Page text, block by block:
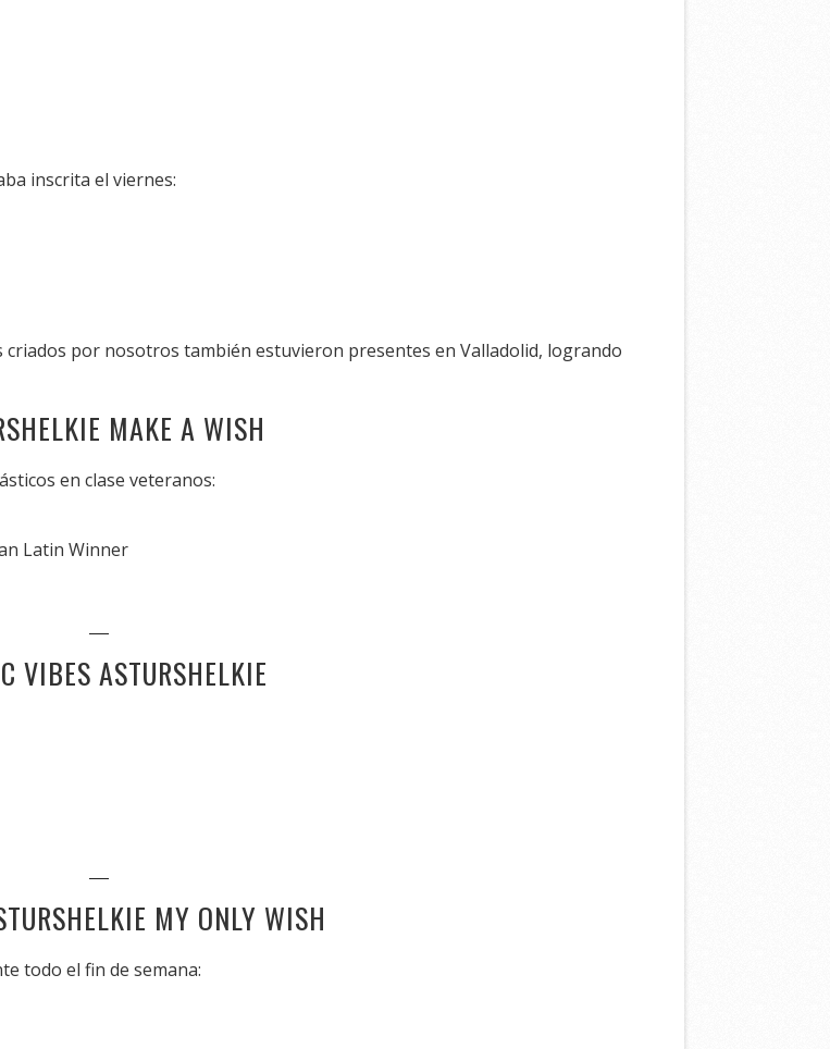
inscrita el viernes:
por nosotros también estuvieron presentes en Valladolid, logrando
MAKE A WISH
en clase veteranos:
Latin Winner
VIBES ASTURSHELKIE
MY ONLY WISH
todo el fin de semana: